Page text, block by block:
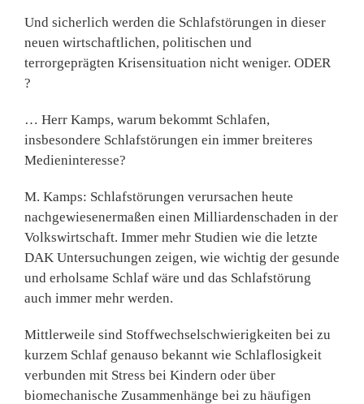
Und sicherlich werden die Schlafstörungen in dieser
neuen wirtschaftlichen, politischen und
terrorgeprägten Krisensituation nicht weniger. ODER
?
… Herr Kamps, warum bekommt Schlafen,
insbesondere Schlafstörungen ein immer breiteres
Medieninteresse?
M. Kamps: Schlafstörungen verursachen heute
nachgewiesenermaßen einen Milliardenschaden in der
Volkswirtschaft. Immer mehr Studien wie die letzte
DAK Untersuchungen zeigen, wie wichtig der gesunde
und erholsame Schlaf wäre und das Schlafstörung
auch immer mehr werden.
Mittlerweile sind Stoffwechselschwierigkeiten bei zu
kurzem Schlaf genauso bekannt wie Schlaflosigkeit
verbunden mit Stress bei Kindern oder über
biomechanische Zusammenhänge bei zu häufigen